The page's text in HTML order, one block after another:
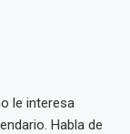
le interesa
Habla de